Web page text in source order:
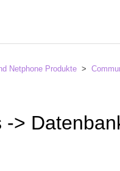
Netphone Produkte
->